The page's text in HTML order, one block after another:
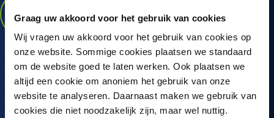
Graag uw akkoord voor het gebruik van cookies
Wij vragen uw akkoord voor het gebruik van cookies op
onze website. Sommige cookies plaatsen we standaard
om de website goed te laten werken. Ook plaatsen we
altijd een cookie om anoniem het gebruik van onze
website te analyseren. Daarnaast maken we gebruik van
cookies die niet noodzakelijk zijn, maar wel nuttig.
WORKING AT POLTEQ
Premium
software quality